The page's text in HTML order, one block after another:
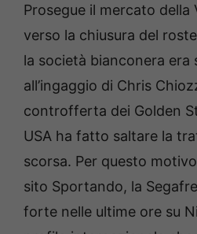
Prosegue il mercato della
verso la chiusura del
la società bianconera
all’ingaggio di Chris
controfferta dei Golden
USA ha fatto saltare la
scorsa. Per questo
sito Sportando, la
forte nelle ultime ore su